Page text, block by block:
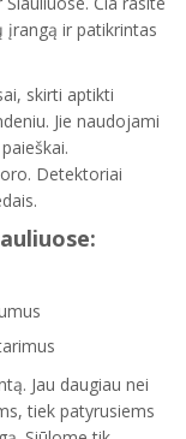
ir patikrintas
skirti aptikti
Jie naudojami
Detektoriai
Jau daugiau nei
tiek patyrusiems